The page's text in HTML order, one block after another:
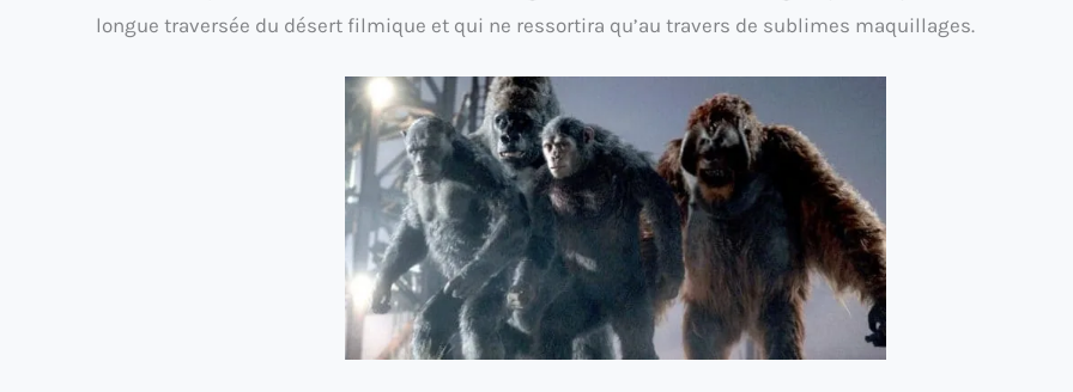
longue traversée du désert filmique et qui ne ressortira qu’au travers de sublimes maquillages.